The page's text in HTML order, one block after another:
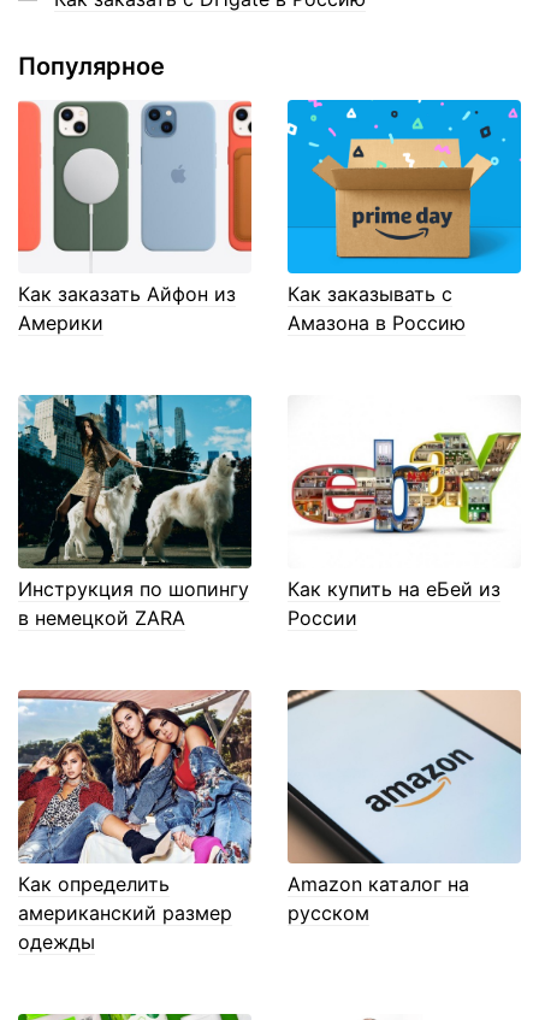
Популярное
Как заказать Айфон из
Америки
Как заказывать с
Амазона в Россию
Инструкция по шопингу
в немецкой ZARA
Как купить на еБей из
России
Как определить
американский размер
одежды
Amazon каталог на
русском